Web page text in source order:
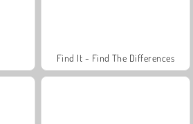
Find It - Find The Differences